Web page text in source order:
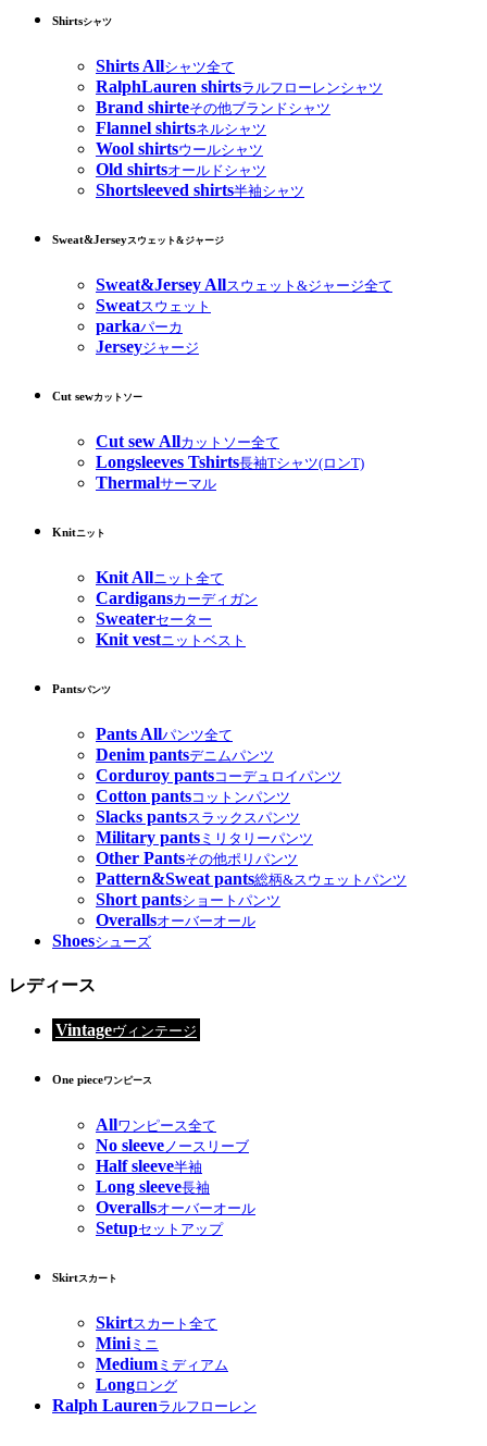
Shirtsシャツ
Shirts Allシャツ全て
RalphLauren shirtsラルフローレンシャツ
Brand shirteその他ブランドシャツ
Flannel shirtsネルシャツ
Wool shirtsウールシャツ
Old shirtsオールドシャツ
Shortsleeved shirts半袖シャツ
Sweat&Jerseyスウェット&ジャージ
Sweat&Jersey Allスウェット&ジャージ全て
Sweatスウェット
parkaパーカ
Jerseyジャージ
Cut sewカットソー
Cut sew Allカットソー全て
Longsleeves Tshirts長袖Tシャツ(ロンT)
Thermalサーマル
Knitニット
Knit Allニット全て
Cardigansカーディガン
Sweaterセーター
Knit vestニットベスト
Pantsパンツ
Pants Allパンツ全て
Denim pantsデニムパンツ
Corduroy pantsコーデュロイパンツ
Cotton pantsコットンパンツ
Slacks pantsスラックスパンツ
Military pants ミリタリーパンツ
Other Pantsその他ポリパンツ
Pattern&Sweat pants総柄&スウェットパンツ
Short pantsショートパンツ
Overallsオーバーオール
Shoesシューズ
レディース
Vintageヴィンテージ
One pieceワンピース
Allワンピース全て
No sleeveノースリーブ
Half sleeve半袖
Long sleeve長袖
Overallsオーバーオール
Setupセットアップ
Skirtスカート
Skirtスカート全て
Miniミニ
Medium ミディアム
Longロング
Ralph Laurenラルフローレン